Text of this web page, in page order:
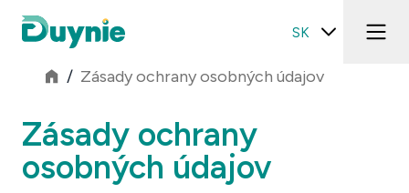
SK
/ Zásady ochrany osobných údajov
Zásady ochrany
osobných údajov